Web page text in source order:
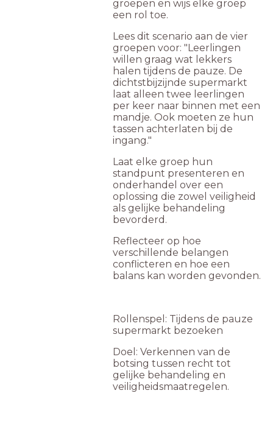
groepen en wijs elke groep
een rol toe.
Lees dit scenario aan de vier
groepen voor: "Leerlingen
willen graag wat lekkers
halen tijdens de pauze. De
dichtstbijzijnde supermarkt
laat alleen twee leerlingen
per keer naar binnen met een
mandje. Ook moeten ze hun
tassen achterlaten bij de
ingang."
Laat elke groep hun
standpunt presenteren en
onderhandel over een
oplossing die zowel veiligheid
als gelijke behandeling
bevorderd.
Reflecteer op hoe
verschillende belangen
conflicteren en hoe een
balans kan worden gevonden.
Rollenspel: Tijdens de pauze
supermarkt bezoeken
Doel: Verkennen van de
botsing tussen recht tot
gelijke behandeling en
veiligheidsmaatregelen.